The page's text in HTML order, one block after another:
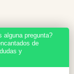
alguna pregunta?
de
y